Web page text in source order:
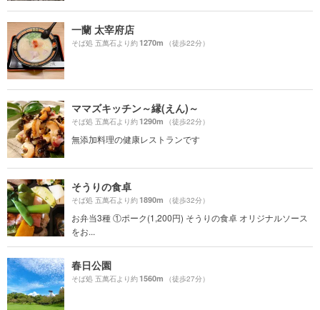
一蘭 太宰府店
そば処 五萬石より約1270m （徒歩22分）
ママズキッチン～縁(えん)～
そば処 五萬石より約1290m （徒歩22分）
無添加料理の健康レストランです
そうりの食卓
そば処 五萬石より約1890m （徒歩32分）
お弁当3種 ①ポーク(1,200円) そうりの食卓 オリジナルソース
をお...
春日公園
そば処 五萬石より約1560m （徒歩27分）